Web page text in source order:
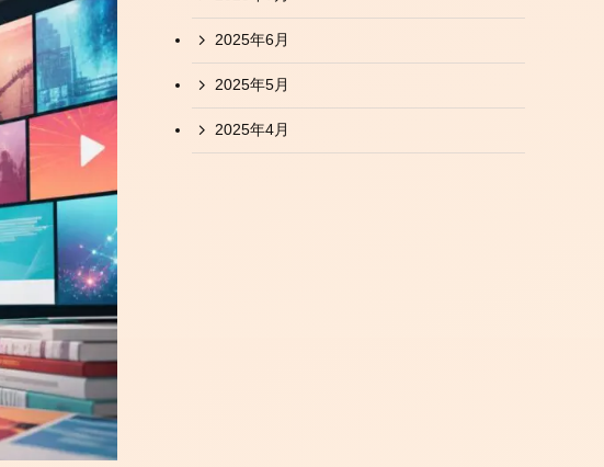
2025年6月
2025年5月
2025年4月